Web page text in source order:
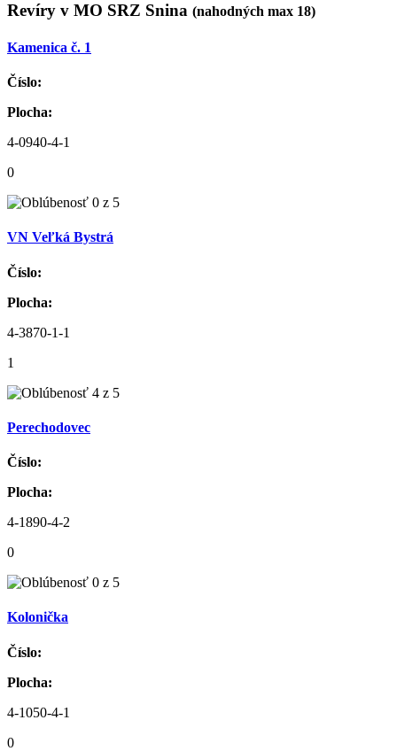
Revíry v MO SRZ Snina (nahodných max 18)
Kamenica č. 1
Číslo:
Plocha:
4-0940-4-1
0
VN Veľká Bystrá
Číslo:
Plocha:
4-3870-1-1
1
Perechodovec
Číslo:
Plocha:
4-1890-4-2
0
Kolonička
Číslo:
Plocha:
4-1050-4-1
0